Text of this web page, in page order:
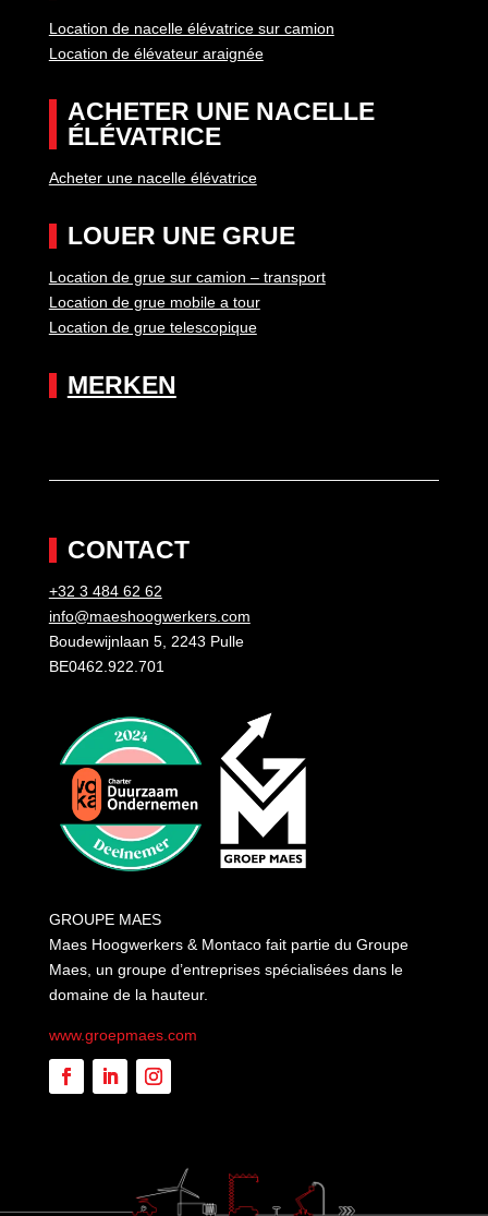
Location de nacelle élévatrice sur camion
Location de élévateur araignée
ACHETER UNE NACELLE
ÉLÉVATRICE
Acheter une nacelle élévatrice
LOUER UNE GRUE
Location de grue sur camion – transport
Location de grue mobile a tour
Location de grue telescopique
MERKEN
CONTACT
+32 3 484 62 62
info@maeshoogwerkers.com
Boudewijnlaan 5, 2243 Pulle
BE0462.922.701
GROUPE MAES
Maes Hoogwerkers & Montaco fait partie du Groupe
Maes, un groupe d’entreprises spécialisées dans le
domaine de la hauteur.
www.groepmaes.com